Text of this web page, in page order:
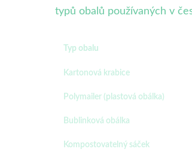
typů obalů používaných v
Typ obalu
Kartonová krabice
Polymailer (plastová obálka)
Bublinková obálka
Kompostovatelný sáček